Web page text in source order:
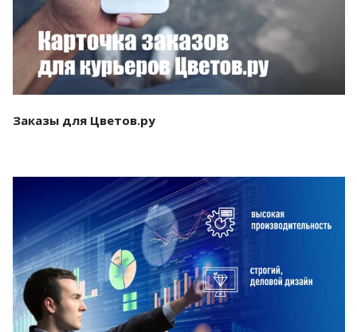
Заказы для Цветов.ру
Смотреть проект